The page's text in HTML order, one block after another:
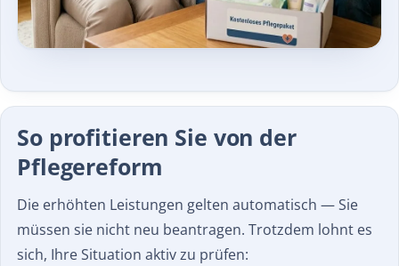
So profitieren Sie von der
Pflegereform
Die erhöhten Leistungen gelten automatisch — Sie
müssen sie nicht neu beantragen. Trotzdem lohnt es
sich, Ihre Situation aktiv zu prüfen: